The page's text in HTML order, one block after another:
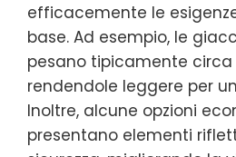
efficacemente le
base. Ad esempio, le
pesano tipicamente
rendendole leggere per
Inoltre, alcune opzioni
presentano elementi